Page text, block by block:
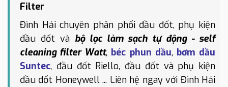
Filter
Đình Hải chuyên phân phối đầu đốt, phụ kiện
đầu đốt và bộ lọc làm sạch tự động - self
cleaning filter Watt, béc phun dầu, bơm dầu
Suntec, đầu đốt Riello, đầu đốt và phụ kiện
đầu đốt Honeywell ... Liên hệ ngay với Đình Hải